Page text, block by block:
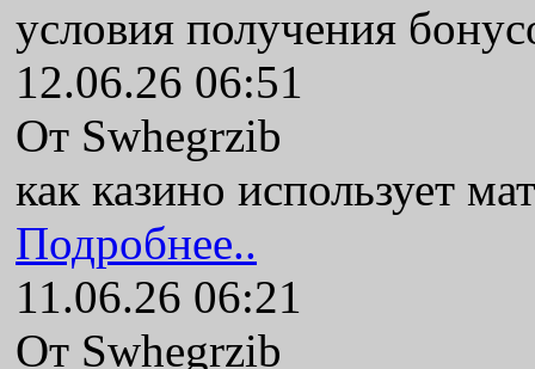
условия получения
12.06.26 06:51
От Swhegrzib
как казино использует
Подробнее..
11.06.26 06:21
От Swhegrzib